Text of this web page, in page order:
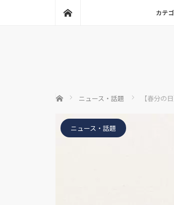
カテ
ホーム ニュース・話題 【春分の
ニュース・話題